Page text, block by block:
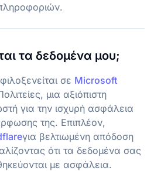
τα δεδομένα μου;
σε Microsoft
μια αξιόπιστη
για την ισχυρή ασφάλεια
της. Επιπλέον,
για βελτιωμένη απόδοση
ότι τα δεδομένα σας
με ασφάλεια.